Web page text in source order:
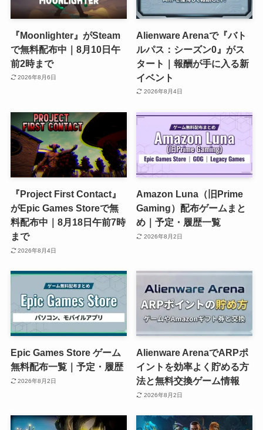
『Moonlighter』がSteam
で無料配布中｜8月10日午
前2時まで
2026年8月6日
Alienware Arenaで『バト
ルパス：シーズン0』がス
タート｜報酬が手に入る新
イベント
2026年8月4日
『Project First Contact』
がEpic Games Storeで無
料配布中｜8月18日午前7時
まで
2026年8月4日
Amazon Luna（旧Prime
Gaming）配布ゲームまと
め｜予定・履歴一覧
2026年8月2日
Epic Games Store ゲーム
無料配布一覧｜予定・履歴
2026年8月2日
Alienware ArenaでARPポ
イントを効率よく貯める方
法と無料交換ゲーム情報
2026年8月2日